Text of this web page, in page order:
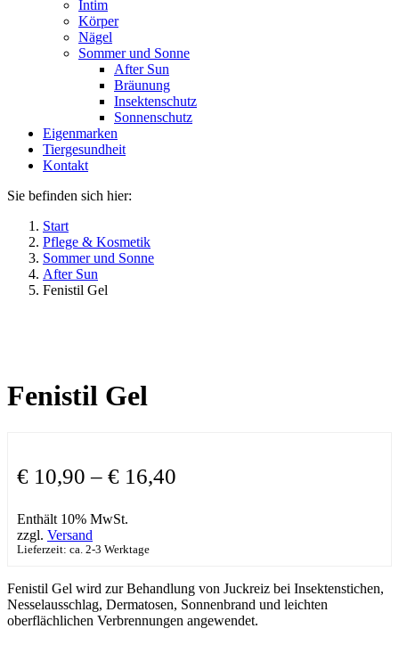
Intim
Körper
Nägel
Sommer und Sonne
After Sun
Bräunung
Insektenschutz
Sonnenschutz
Eigenmarken
Tiergesundheit
Kontakt
Sie befinden sich hier:
Start
Pflege & Kosmetik
Sommer und Sonne
After Sun
Fenistil Gel
Fenistil Gel
€ 10,90 – € 16,40
Enthält 10% MwSt.
zzgl. Versand
Lieferzeit: ca. 2-3 Werktage
Fenistil Gel wird zur Behandlung von Juckreiz bei Insektenstichen,
Nesselausschlag, Dermatosen, Sonnenbrand und leichten
oberflächlichen Verbrennungen angewendet.